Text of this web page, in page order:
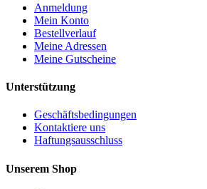
Anmeldung
Mein Konto
Bestellverlauf
Meine Adressen
Meine Gutscheine
Unterstützung
Geschäftsbedingungen
Kontaktiere uns
Haftungsausschluss
Unserem Shop